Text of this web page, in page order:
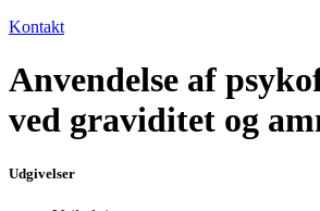
Kontakt
Anvendelse af
ved graviditet og
Udgivelser